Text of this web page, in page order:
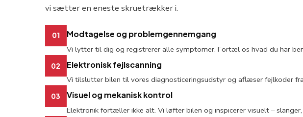
vi sætter en eneste skruetrækker i.
01 Modtagelse og problemgennemgang
Vi lytter til dig og registrerer alle symptomer. Fortæl os hvad du har
02 Elektronisk fejlscanning
Vi tilslutter bilen til vores diagnosticeringsudstyr og aflæser fejlkoder
03 Visuel og mekanisk kontrol
Elektronik fortæller ikke alt. Vi løfter bilen og inspicerer visuelt –